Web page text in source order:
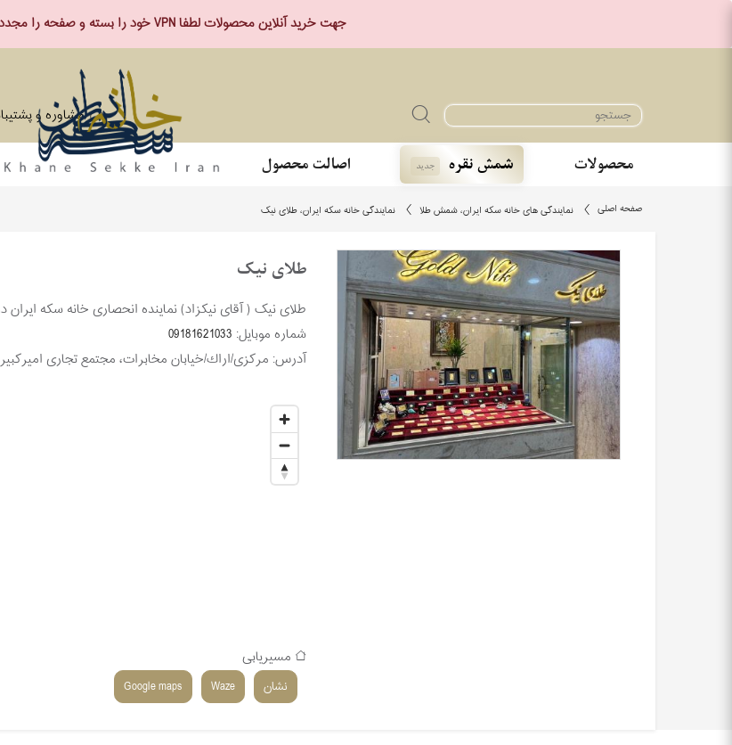
جهت خرید آنلاین محصولات لطفا VPN خود را بسته و صفحه را مجدد بارگذاری کنید.
مشاوره و
محصولات شمش نقره جدید اصالت محصول
صفحه اصلی نمایندگی های خانه سکه ایران، شمش طلا نمایندگی خانه سکه ایران، طلای نیک
طلای نیک
طلای نیک ( آقای نیکزاد) نماینده انحصاری خانه سکه
شماره موبایل: 09181621033
آدرس: مركزی/اراك/خیابان مخابرات، مجتمع تجاری
مسیریابی
نشان Waze
Google maps